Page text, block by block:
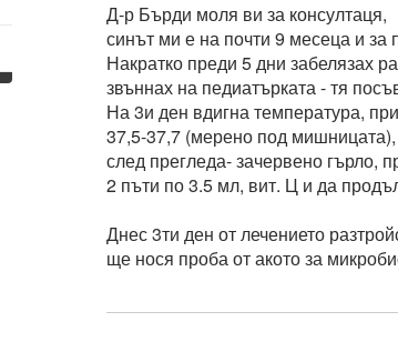
Д-р Бърди моля ви за консултаця,
синът ми е на почти 9 месеца и за
Накратко преди 5 дни забелязах
звъннах на педиатърката - тя
На 3и ден вдигна температура,
37,5-37,7 (мерено под
след прегледа- зачервено
2 пъти по 3.5 мл, вит. Ц и да
Днес 3ти ден от лечението
ще нося проба от акото за